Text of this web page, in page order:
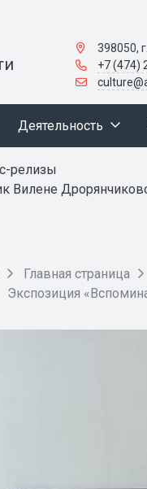
398050,
+7 (474)
Деятельность
релизы
Вилене
Главная страница
Экспозиция